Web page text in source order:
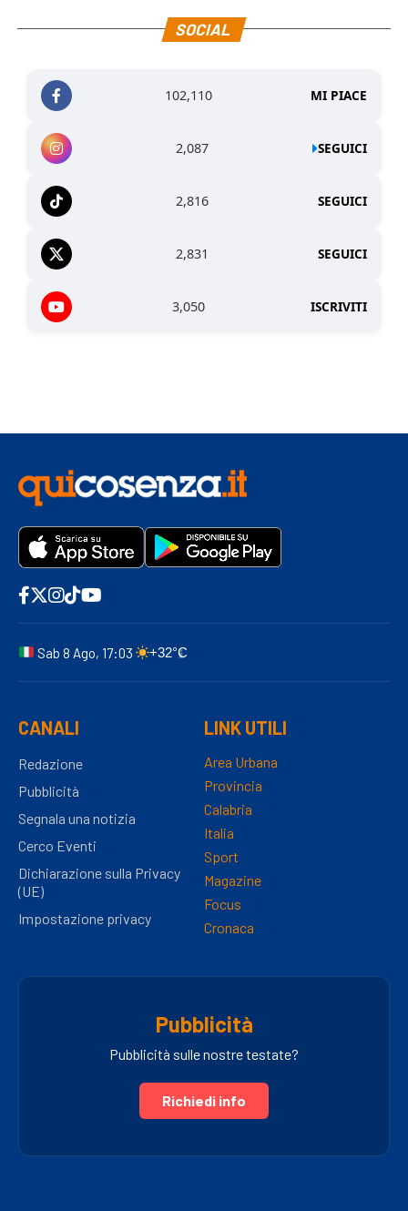
SOCIAL
102,110 MI PIACE
2,087 SEGUICI
2,816 SEGUICI
2,831 SEGUICI
3,050 ISCRIVITI
Sab 8 Ago, 17:03 +32°C
CANALI
Redazione
Pubblicità
Segnala una notizia
Cerco Eventi
Dichiarazione sulla Privacy
(UE)
Impostazione privacy
LINK UTILI
Area Urbana
Provincia
Calabria
Italia
Sport
Magazine
Focus
Cronaca
Pubblicità
Pubblicità sulle nostre testate?
Richiedi info